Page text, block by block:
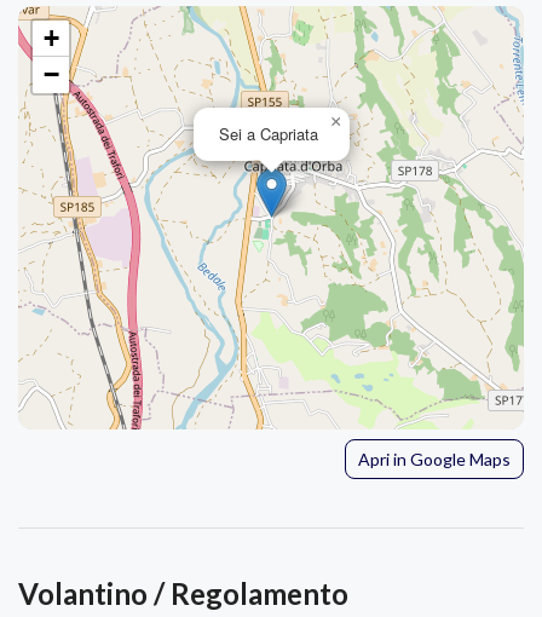
Sei a Capriata
×
+
−
Apri in Google Maps
Volantino / Regolamento